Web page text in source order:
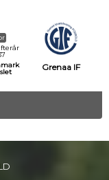
Grenaa IF